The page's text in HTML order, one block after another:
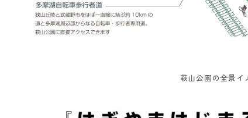
萩山公園の全景イ